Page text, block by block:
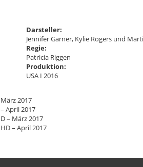
Darsteller:
Jennifer Garner, Kylie Rogers und
Regie:
Patricia Riggen
Produktion:
USA I 2016
2017
April 2017
– März 2017
– April 2017